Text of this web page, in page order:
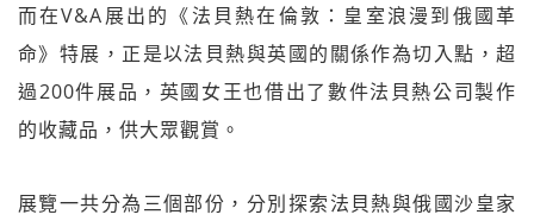
而在V&A展出的《法貝熱在倫敦：皇室浪漫到俄國革
命》特展，正是以法貝熱與英國的關係作為切入點，超
過200件展品，英國女王也借出了數件法貝熱公司製作
的收藏品，供大眾觀賞。
展覽一共分為三個部份，分別探索法貝熱與俄國沙皇家